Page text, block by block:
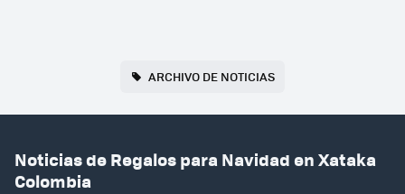
ARCHIVO DE NOTICIAS
Noticias de Regalos para Navidad en Xataka
Colombia